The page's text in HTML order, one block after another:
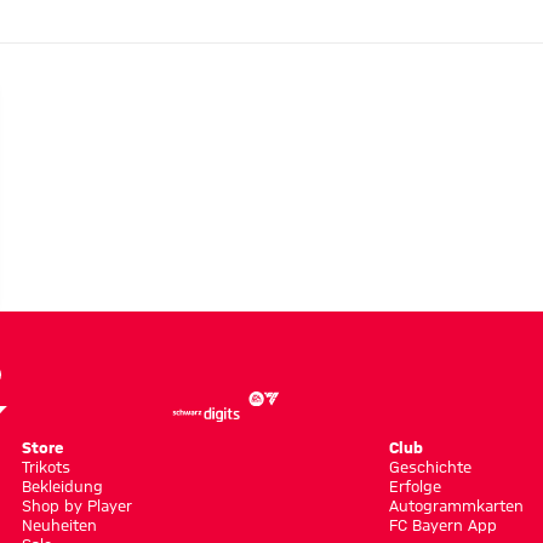
Store
Trikots
Bekleidung
Shop by Player
Neuheiten
Club
Geschichte
Erfolge
Autogrammkarten
FC Bayern App